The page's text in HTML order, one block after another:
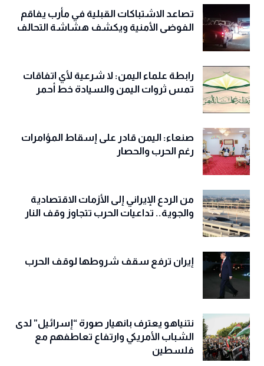
تصاعد الاشتباكات القبلية في مأرب يفاقم
الفوضى الأمنية ويكشف هشاشة التحالف
رابطة علماء اليمن: لا شرعية لأي اتفاقات
تمس ثروات اليمن والسيادة خط أحمر
صنعاء: اليمن قادر على إسقاط المؤامرات
رغم الحرب والحصار
من الردع الإيراني إلى الأزمات الاقتصادية
والجوية.. تداعيات الحرب تتجاوز وقف النار
إيران ترفع سقف شروطها لوقف الحرب
نتنياهو يعترف بانهيار صورة “إسرائيل” لدى
الشباب الأمريكي وارتفاع تعاطفهم مع
فلسطين